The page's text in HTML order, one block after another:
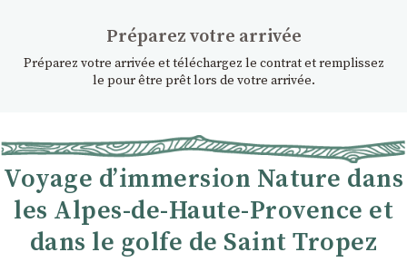
Préparez votre arrivée
Préparez votre arrivée et téléchargez le contrat et remplissez
le pour être prêt lors de votre arrivée.
Voyage d’immersion Nature dans
les Alpes-de-Haute-Provence et
dans le golfe de Saint Tropez